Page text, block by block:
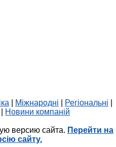
Міжнародні Регіональні
Новини компаній
версию сайта. Перейти на
сайту.